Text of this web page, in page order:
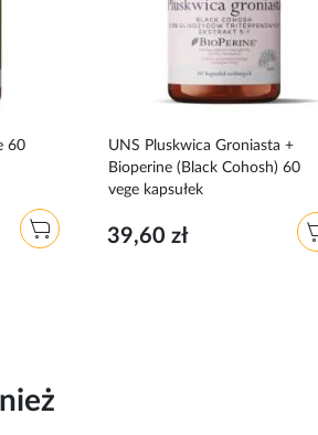
60
UNS Pluskwica Groniasta +
Bioperine (Black Cohosh) 60
vege kapsułek
39,60 zł